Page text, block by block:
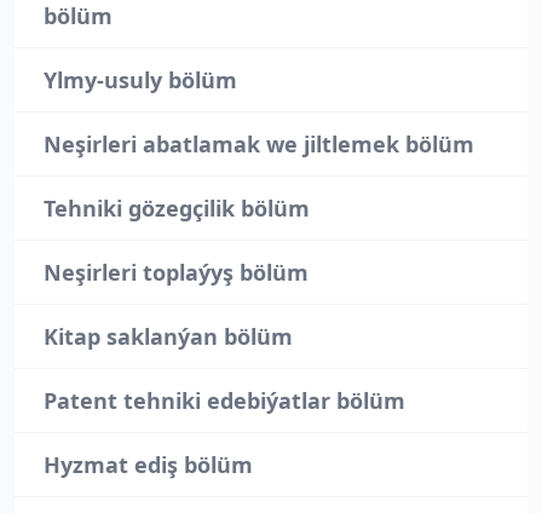
bölüm
Ylmy-usuly bölüm
Neşirleri abatlamak we jiltlemek bölüm
Tehniki gözegçilik bölüm
Neşirleri toplaýyş bölüm
Kitap saklanýan bölüm
Patent tehniki edebiýatlar bölüm
Hyzmat ediş bölüm